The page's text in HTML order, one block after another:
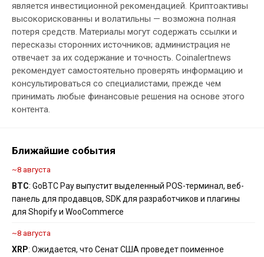
является инвестиционной рекомендацией. Криптоактивы
высокорискованны и волатильны — возможна полная
потеря средств. Материалы могут содержать ссылки и
пересказы сторонних источников; администрация не
отвечает за их содержание и точность. Coinalertnews
рекомендует самостоятельно проверять информацию и
консультироваться со специалистами, прежде чем
принимать любые финансовые решения на основе этого
контента.
Ближайшие события
~8 августа
BTC: GoBTC Pay выпустит выделенный POS-терминал, веб-
панель для продавцов, SDK для разработчиков и плагины
для Shopify и WooCommerce
~8 августа
XRP: Ожидается, что Сенат США проведет поименное